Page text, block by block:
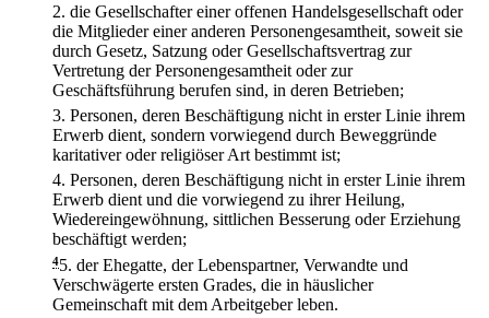
2. die Gesellschafter einer offenen Handelsgesellschaft oder
die Mitglieder einer anderen Personengesamtheit, soweit sie
durch Gesetz, Satzung oder Gesellschaftsvertrag zur
Vertretung der Personengesamtheit oder zur
Geschäftsführung berufen sind, in deren Betrieben;
3. Personen, deren Beschäftigung nicht in erster Linie ihrem
Erwerb dient, sondern vorwiegend durch Beweggründe
karitativer oder religiöser Art bestimmt ist;
4. Personen, deren Beschäftigung nicht in erster Linie ihrem
Erwerb dient und die vorwiegend zu ihrer Heilung,
Wiedereingewöhnung, sittlichen Besserung oder Erziehung
beschäftigt werden;
45. der Ehegatte, der Lebenspartner, Verwandte und
Verschwägerte ersten Grades, die in häuslicher
Gemeinschaft mit dem Arbeitgeber leben.